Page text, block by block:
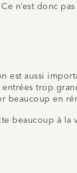
n’est donc
est aussi
trop
beaucoup en
beaucoup à